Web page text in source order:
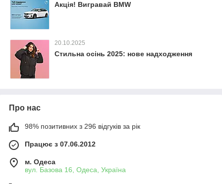
Акція! Вигравай BMW
20.10.2025
Стильна осінь 2025: нове надходження
Про нас
98% позитивних з 296 відгуків за рік
Працює з 07.06.2012
м. Одеса
вул. Базова 16, Одеса, Україна